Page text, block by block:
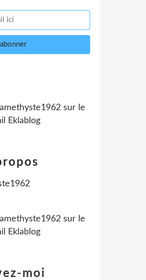
amethyste1962sur le
Eklablog
moi
amethyste1962sur le
Eklablog